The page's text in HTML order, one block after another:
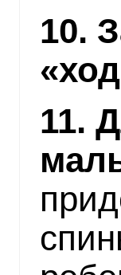
10.
11.